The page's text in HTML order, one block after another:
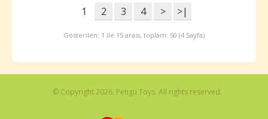
1 2 3 4 > >|
Gösterilen: 1 ile 15 arası, toplam: 50 (4 Sayfa)
© Copyright 2026. Pengu Toys. All rights reserved.